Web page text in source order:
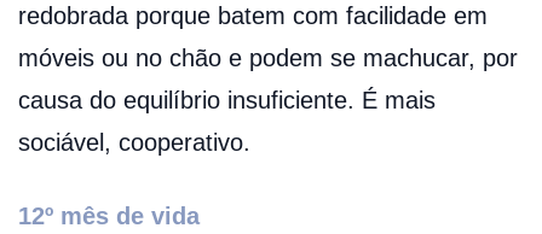
redobrada porque batem com facilidade em
móveis ou no chão e podem se machucar, por
causa do equilíbrio insuficiente. É mais
sociável, cooperativo.
12º mês de vida